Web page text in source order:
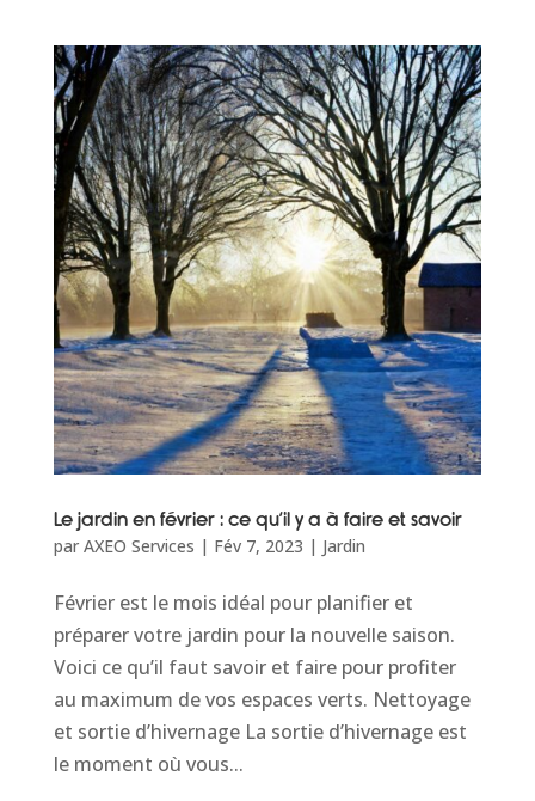
Le jardin en février : ce qu’il y a à faire et savoir
par AXEO Services | Fév 7, 2023 | Jardin
Février est le mois idéal pour planifier et
préparer votre jardin pour la nouvelle saison.
Voici ce qu’il faut savoir et faire pour profiter
au maximum de vos espaces verts. Nettoyage
et sortie d’hivernage La sortie d’hivernage est
le moment où vous...